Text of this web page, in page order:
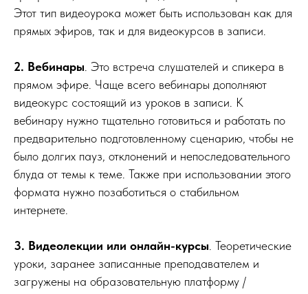
Этот тип видеоурока может быть использован как для
прямых эфиров, так и для видеокурсов в записи.
2. Вебинары . Это встреча слушателей и спикера в
прямом эфире. Чаще всего вебинары дополняют
видеокурс состоящий из уроков в записи. К
вебинару нужно тщательно готовиться и работать по
предварительно подготовленному сценарию, чтобы не
было долгих пауз, отклонений и непоследовательного
блуда от темы к теме. Также при использовании этого
формата нужно позаботиться о стабильном
интернете.
3. Видеолекции или онлайн-курсы . Теоретические
уроки, заранее записанные преподавателем и
загружены на образовательную платформу /